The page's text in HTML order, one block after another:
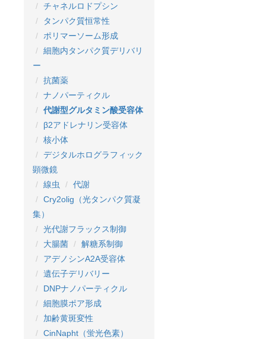
チャネルロドプシン
タンパク質恒常性
ポリマーソーム形成
細胞内タンパク質デリバリ
ー
抗菌薬
ナノパーティクル
代謝型グルタミン酸受容体
β2アドレナリン受容体
核小体
デジタルホログラフィック
顕微鏡
線虫
代謝
Cry2olig（光タンパク質凝
集）
光代謝フラックス制御
大腸菌
解糖系制御
アデノシンA2A受容体
遺伝子デリバリー
DNPナノパーティクル
細胞膜ポア形成
加齢黄斑変性
CinNapht（蛍光色素）